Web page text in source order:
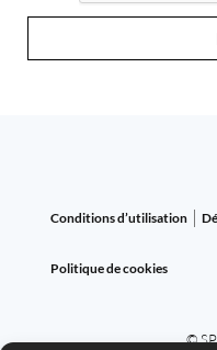
Conditions d’utilisation
Politique de cookies
©